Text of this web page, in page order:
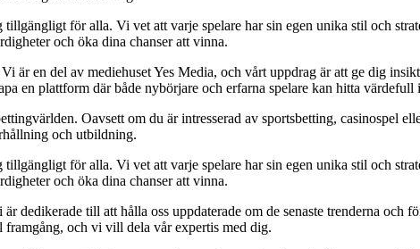
för alla. Vi vet att varje spelare har sin egen unika stil och
och öka dina chanser att vinna.
en del av mediehuset Yes Media, och vårt uppdrag är att ge dig
en plattform där både nybörjare och erfarna spelare kan hitta
Oavsett om du är intresserad av sportsbetting, casinospel
och utbildning.
för alla. Vi vet att varje spelare har sin egen unika stil och
och öka dina chanser att vinna.
dedikerade till att hålla oss uppdaterade om de senaste trenderna och
och vi vill dela vår expertis med dig.